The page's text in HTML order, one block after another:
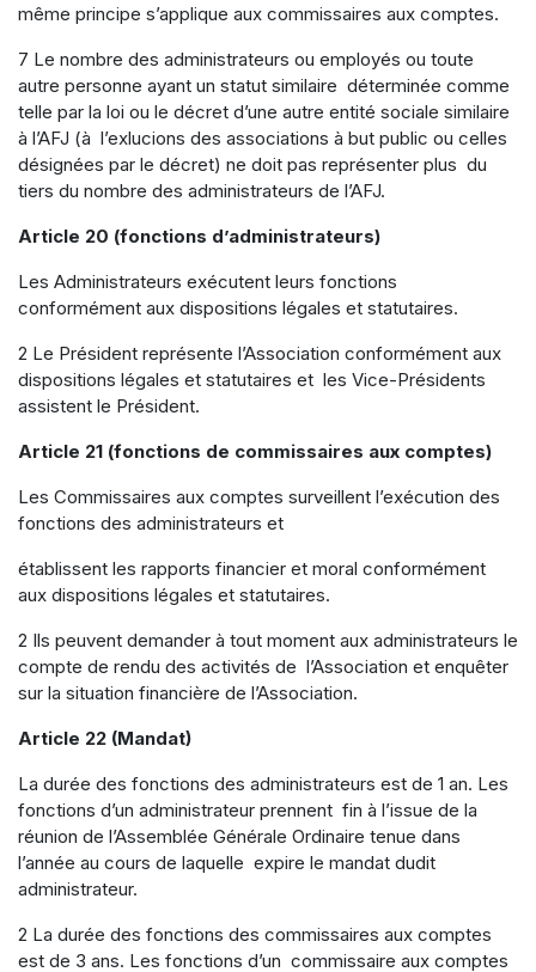
même principe s’applique aux commissaires aux comptes.
7 Le nombre des administrateurs ou employés ou toute
autre personne ayant un statut similaire déterminée comme
telle par la loi ou le décret d’une autre entité sociale similaire
à l’AFJ (à l’exlucions des associations à but public ou celles
désignées par le décret) ne doit pas représenter plus du
tiers du nombre des administrateurs de l’AFJ.
Article 20 (fonctions d’administrateurs)
Les Administrateurs exécutent leurs fonctions
conformément aux dispositions légales et statutaires.
2 Le Président représente l’Association conformément aux
dispositions légales et statutaires et les Vice-Présidents
assistent le Président.
Article 21 (fonctions de commissaires aux comptes)
Les Commissaires aux comptes surveillent l’exécution des
fonctions des administrateurs et
établissent les rapports financier et moral conformément
aux dispositions légales et statutaires.
2 Ils peuvent demander à tout moment aux administrateurs le
compte de rendu des activités de l’Association et enquêter
sur la situation financière de l’Association.
Article 22 (Mandat)
La durée des fonctions des administrateurs est de 1 an. Les
fonctions d’un administrateur prennent fin à l’issue de la
réunion de l’Assemblée Générale Ordinaire tenue dans
l’année au cours de laquelle expire le mandat dudit
administrateur.
2 La durée des fonctions des commissaires aux comptes
est de 3 ans. Les fonctions d’un commissaire aux comptes